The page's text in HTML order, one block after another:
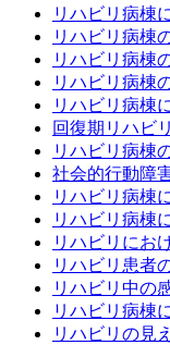
リハビリ病棟
リハビリ病棟
リハビリ病棟
リハビリ病棟
リハビリ病棟
回復期リハビ
リハビリ病棟
社会的行動障
リハビリ病棟
リハビリ病棟
リハビリにお
リハビリ患者
リハビリ中の
リハビリ病棟
リハビリの見